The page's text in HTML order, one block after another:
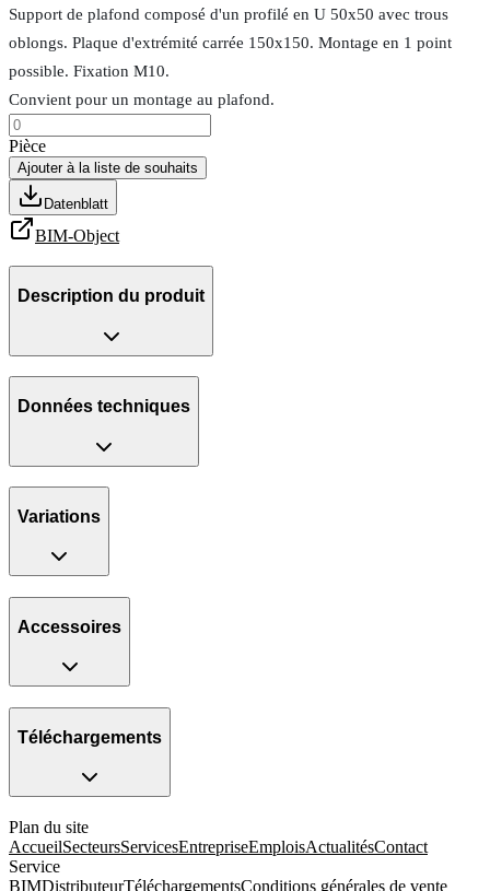
Support de plafond composé d'un profilé en U 50x50 avec trous
oblongs. Plaque d'extrémité carrée 150x150. Montage en 1 point
possible. Fixation M10.
Convient pour un montage au plafond.
Pièce
Ajouter à la liste de souhaits
Datenblatt
BIM-Object
Description du produit
Données techniques
Variations
Accessoires
Téléchargements
Plan du site
AccueilSecteursServicesEntrepriseEmploisActualitésContact
Service
BIMDistributeurTéléchargementsConditions générales de vente